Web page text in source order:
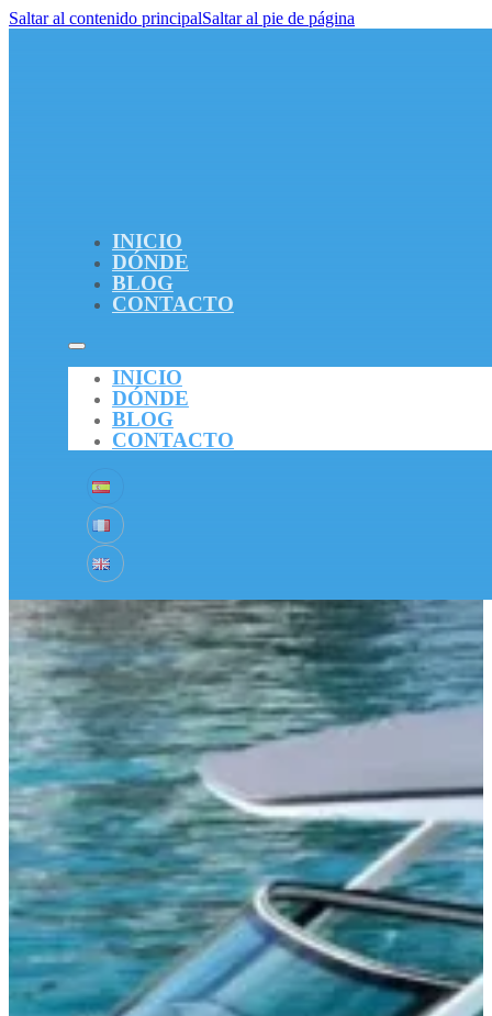
Saltar al contenido principalSaltar al pie de página
INICIO
DÓNDE
BLOG
CONTACTO
INICIO
DÓNDE
BLOG
CONTACTO